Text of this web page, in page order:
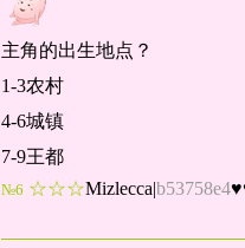
主角的出生地点？
1-3农村
4-6城镇
7-9王都
№6 ☆☆☆Mizlecca|b53758e4